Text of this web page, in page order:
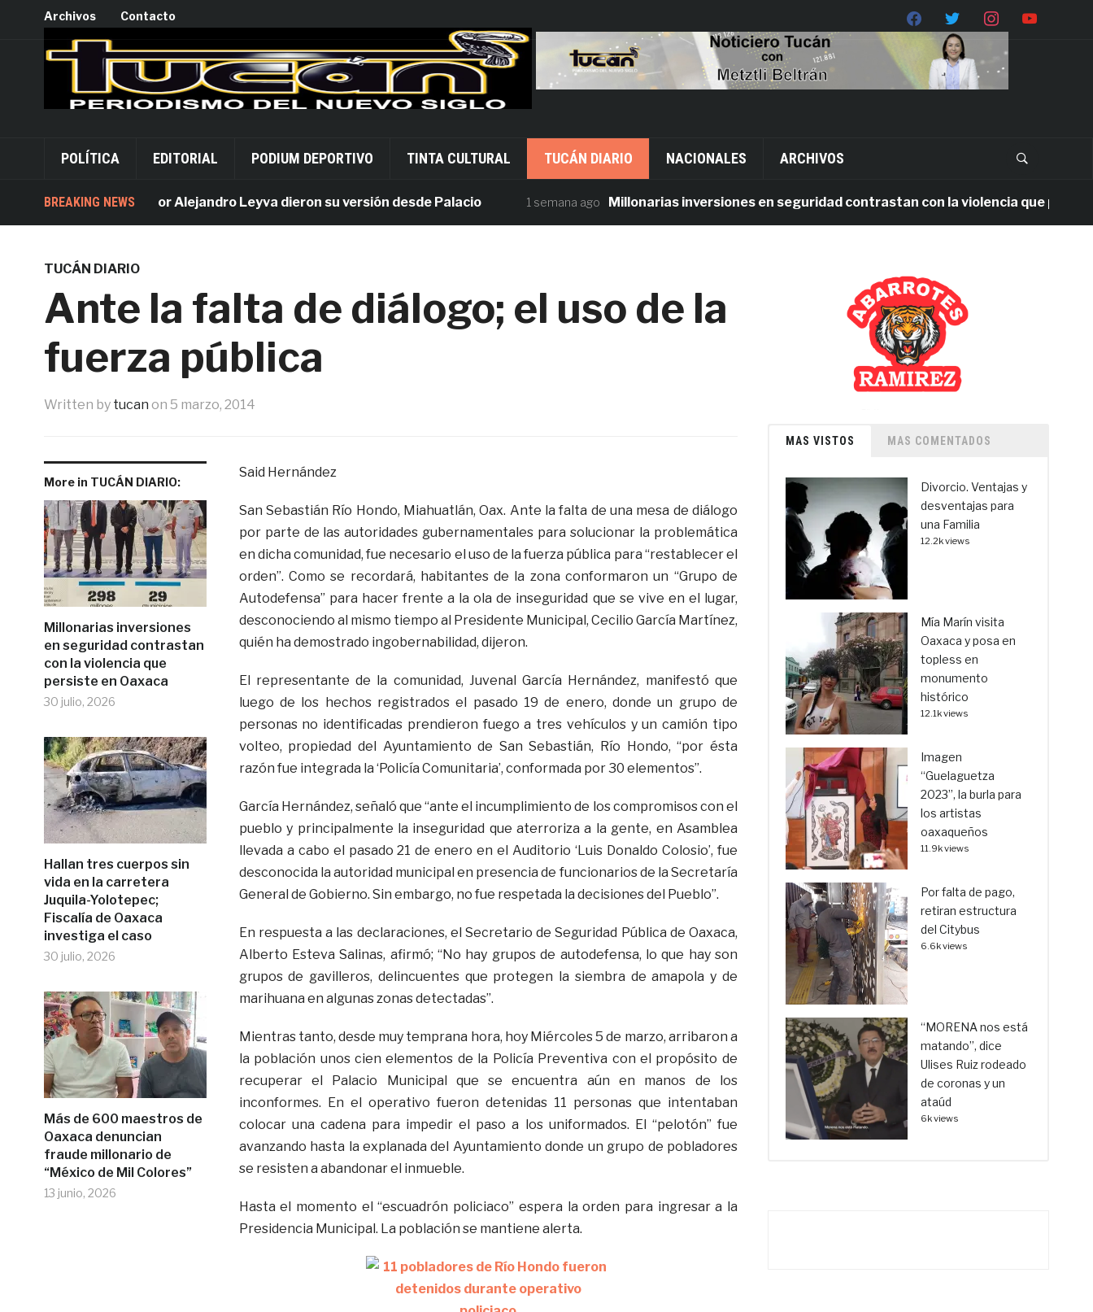
Archivos Contacto
POLÍTICA EDITORIAL PODIUM DEPORTIVO TINTA CULTURAL TUCÁN DIARIO NACIONALES ARCHIVOS
BREAKING NEWS
Acusados por Alejandro Leyva dieron su versión desde Palacio 1 semana ago Millonarias inversiones en seguridad contrastan con la violencia que persiste en
TUCÁN DIARIO
Ante la falta de diálogo; el uso de la
fuerza pública
Written by tucan on 5 marzo, 2014
More in TUCÁN DIARIO:
Millonarias inversiones
en seguridad contrastan
con la violencia que
persiste en Oaxaca
30 julio, 2026
Hallan tres cuerpos sin
vida en la carretera
Juquila-Yolotepec;
Fiscalía de Oaxaca
investiga el caso
30 julio, 2026
Más de 600 maestros de
Oaxaca denuncian
fraude millonario de
“México de Mil Colores”
13 junio, 2026
Said Hernández
San Sebastián Río Hondo, Miahuatlán, Oax. Ante la falta de una mesa de diálogo
por parte de las autoridades gubernamentales para solucionar la problemática
en dicha comunidad, fue necesario el uso de la fuerza pública para “restablecer el
orden”. Como se recordará, habitantes de la zona conformaron un “Grupo de
Autodefensa” para hacer frente a la ola de inseguridad que se vive en el lugar,
desconociendo al mismo tiempo al Presidente Municipal, Cecilio García Martínez,
quién ha demostrado ingobernabilidad, dijeron.
El representante de la comunidad, Juvenal García Hernández, manifestó que
luego de los hechos registrados el pasado 19 de enero, donde un grupo de
personas no identificadas prendieron fuego a tres vehículos y un camión tipo
volteo, propiedad del Ayuntamiento de San Sebastián, Río Hondo, “por ésta
razón fue integrada la ‘Policía Comunitaria’, conformada por 30 elementos”.
García Hernández, señaló que “ante el incumplimiento de los compromisos con el
pueblo y principalmente la inseguridad que aterroriza a la gente, en Asamblea
llevada a cabo el pasado 21 de enero en el Auditorio ‘Luis Donaldo Colosio’, fue
desconocida la autoridad municipal en presencia de funcionarios de la Secretaría
General de Gobierno. Sin embargo, no fue respetada la decisiones del Pueblo”.
En respuesta a las declaraciones, el Secretario de Seguridad Pública de Oaxaca,
Alberto Esteva Salinas, afirmó; “No hay grupos de autodefensa, lo que hay son
grupos de gavilleros, delincuentes que protegen la siembra de amapola y de
marihuana en algunas zonas detectadas”.
Mientras tanto, desde muy temprana hora, hoy Miércoles 5 de marzo, arribaron a
la población unos cien elementos de la Policía Preventiva con el propósito de
recuperar el Palacio Municipal que se encuentra aún en manos de los
inconformes. En el operativo fueron detenidas 11 personas que intentaban
colocar una cadena para impedir el paso a los uniformados. El “pelotón” fue
avanzando hasta la explanada del Ayuntamiento donde un grupo de pobladores
se resisten a abandonar el inmueble.
Hasta el momento el “escuadrón policiaco” espera la orden para ingresar a la
Presidencia Municipal. La población se mantiene alerta.
MAS VISTOS MAS COMENTADOS
Divorcio. Ventajas y
desventajas para
una Familia
12.2k views
Mía Marín visita
Oaxaca y posa en
topless en
monumento
histórico
12.1k views
Imagen
“Guelaguetza
2023”, la burla para
los artistas
oaxaqueños
11.9k views
Por falta de pago,
retiran estructura
del Citybus
6.6k views
“MORENA nos está
matando”, dice
Ulises Ruiz rodeado
de coronas y un
ataúd
6k views